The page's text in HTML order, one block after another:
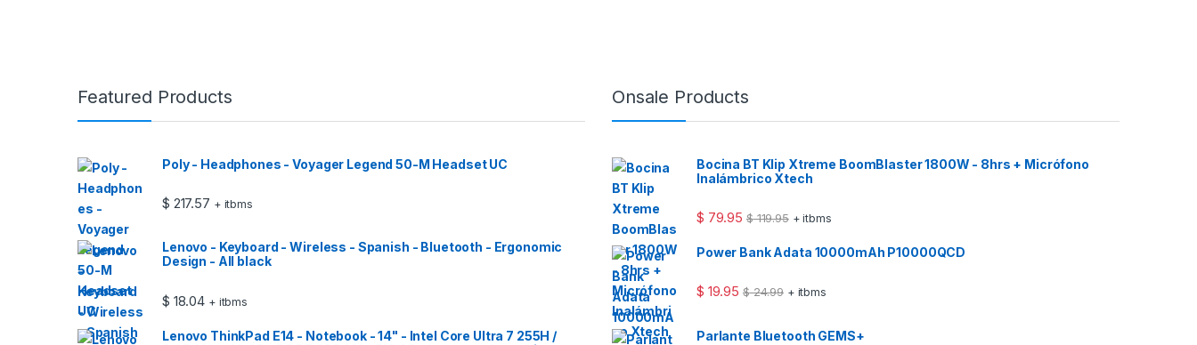
Featured Products
Poly - Headphones - Voyager Legend 50-M Headset UC
$ 217.57 + itbms
Lenovo - Keyboard - Wireless - Spanish - Bluetooth - Ergonomic
Design - All black
$ 18.04 + itbms
Lenovo ThinkPad E14 - Notebook - 14" - Intel Core Ultra 7 255H /
Onsale Products
Bocina BT Klip Xtreme BoomBlaster 1800W - 8hrs + Micrófono
Inalámbrico Xtech
$ 79.95 $119.95 + itbms
Power Bank Adata 10000mAh P10000QCD
$ 19.95 $24.99 + itbms
Parlante Bluetooth GEMS+